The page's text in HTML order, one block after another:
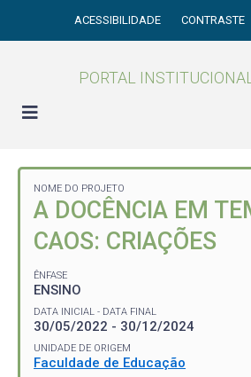
ACESSIBILIDADE CONTRASTE
PORTAL INSTITUCIONAL
NOME DO PROJETO
A DOCÊNCIA EM
CAOS: CRIAÇÕES
ÊNFASE
ENSINO
DATA INICIAL - DATA FINAL
30/05/2022 - 30/12/2024
UNIDADE DE ORIGEM
Faculdade de Educação